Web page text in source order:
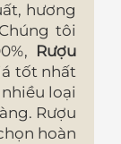
hương
tôi
Rượu
tốt nhất
loại
Rượu
hoàn